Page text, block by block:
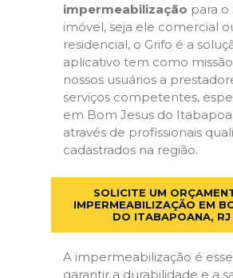
impermeabilização para o
imóvel, seja ele comercial
residencial, o Grifo é a
aplicativo tem como
nossos usuários a
serviços competentes,
em Bom Jesus do
através de profissionais
cadastrados na região.
SOLICITE UM
IMPERMEABILIZAÇÃO EM
DO ITABAPOANA, RJ
A impermeabilização é
garantir a durabilidade e a